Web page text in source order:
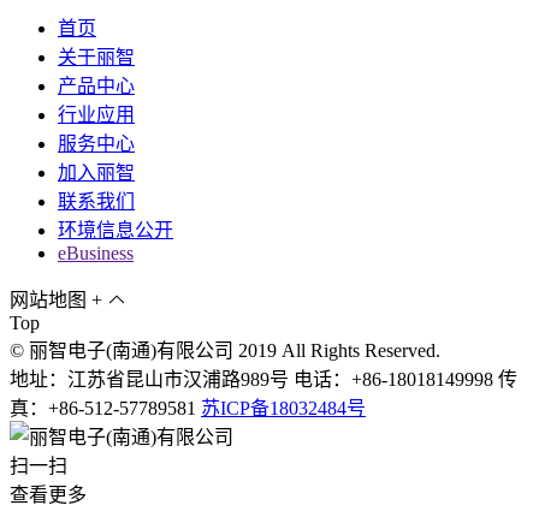
首页
关于丽智
产品中心
行业应用
服务中心
加入丽智
联系我们
环境信息公开
eBusiness
网站地图 +
Top
© 丽智电子(南通)有限公司 2019 All Rights Reserved.
地址：江苏省昆山市汉浦路989号 电话：+86-18018149998 传
真：+86-512-57789581 苏ICP备18032484号
扫一扫
查看更多